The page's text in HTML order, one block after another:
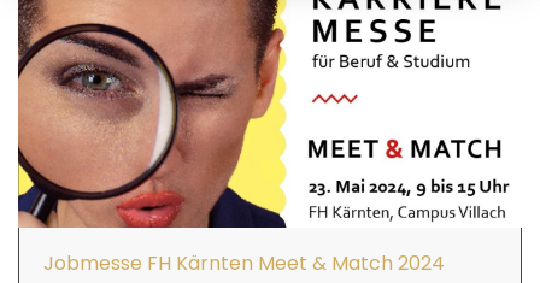
Jobmesse FH Kärnten Meet & Match 2024